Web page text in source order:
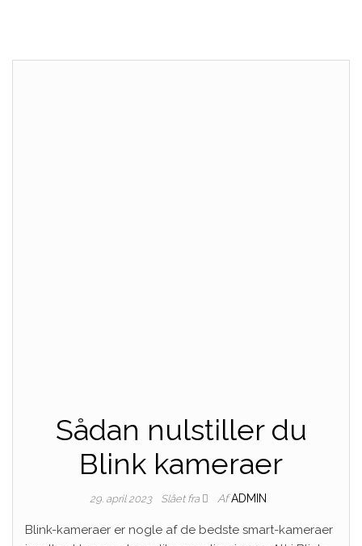
Sådan nulstiller du
Blink kameraer
29. april 2023 Slået fra Af ADMIN
Blink-kameraer er nogle af de bedste smart-kameraer